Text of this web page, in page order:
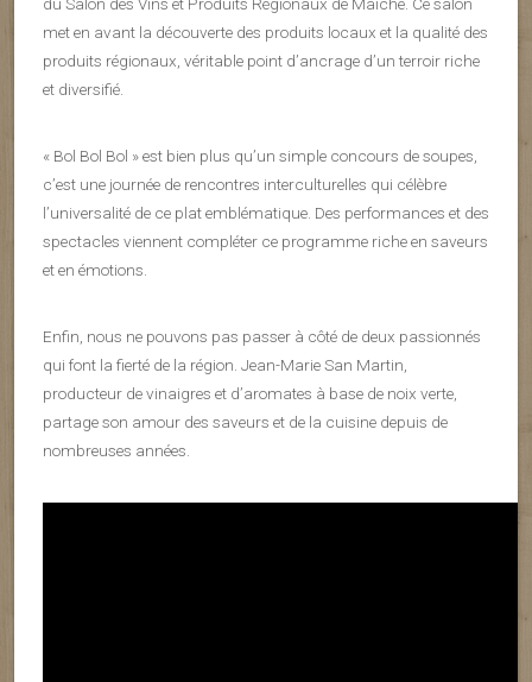
met en avant la découverte des produits locaux et la qualité des
produits régionaux, véritable point d’ancrage d’un terroir riche
et diversifié.
« Bol Bol Bol » est bien plus qu’un simple concours de soupes,
c’est une journée de rencontres interculturelles qui célèbre
l’universalité de ce plat emblématique. Des performances et des
spectacles viennent compléter ce programme riche en saveurs
et en émotions.
Enfin, nous ne pouvons pas passer à côté de deux passionnés
qui font la fierté de la région. Jean-Marie San Martin,
producteur de vinaigres et d’aromates à base de noix verte,
partage son amour des saveurs et de la cuisine depuis de
nombreuses années.